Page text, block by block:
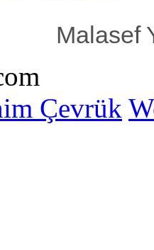
Malasef
Çevrük